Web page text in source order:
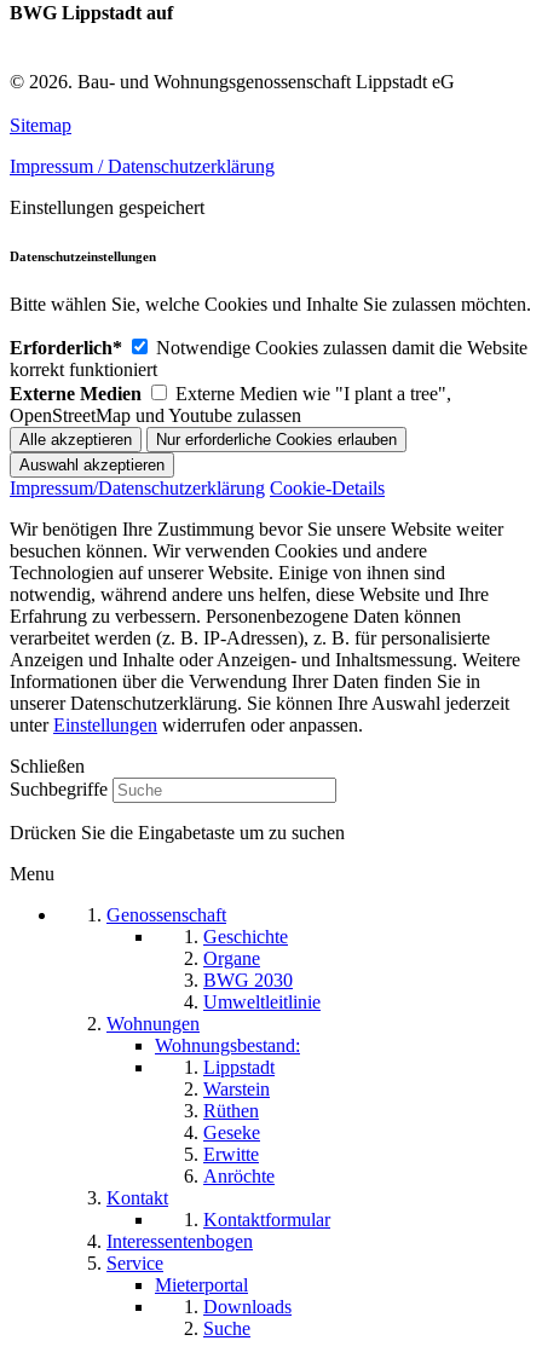
BWG Lippstadt auf
© 2026. Bau- und Wohnungsgenossenschaft Lippstadt eG
Sitemap
Impressum / Datenschutzerklärung
Einstellungen gespeichert
Datenschutzeinstellungen
Bitte wählen Sie, welche Cookies und Inhalte Sie zulassen möchten.
Erforderlich*
Notwendige Cookies zulassen damit die Website
korrekt funktioniert
Externe Medien
Externe Medien wie "I plant a tree",
OpenStreetMap und Youtube zulassen
Impressum/Datenschutzerklärung Cookie-Details
Wir benötigen Ihre Zustimmung bevor Sie unsere Website weiter
besuchen können. Wir verwenden Cookies und andere
Technologien auf unserer Website. Einige von ihnen sind
notwendig, während andere uns helfen, diese Website und Ihre
Erfahrung zu verbessern. Personenbezogene Daten können
verarbeitet werden (z. B. IP-Adressen), z. B. für personalisierte
Anzeigen und Inhalte oder Anzeigen- und Inhaltsmessung. Weitere
Informationen über die Verwendung Ihrer Daten finden Sie in
unserer Datenschutzerklärung. Sie können Ihre Auswahl jederzeit
unterEinstellungen widerrufen oder anpassen.
Schließen
Suchbegriffe
Drücken Sie die Eingabetaste um zu suchen
Menu
Genossenschaft
Geschichte
Organe
BWG 2030
Umweltleitlinie
Wohnungen
Wohnungsbestand:
Lippstadt
Warstein
Rüthen
Geseke
Erwitte
Anröchte
Kontakt
Kontaktformular
Interessentenbogen
Service
Mieterportal
Downloads
Suche